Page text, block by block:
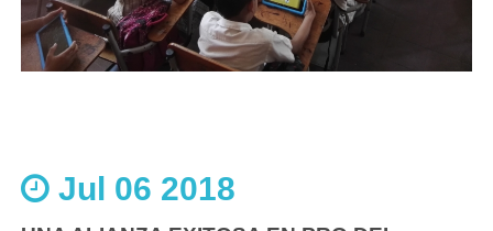
Jul 06 2018